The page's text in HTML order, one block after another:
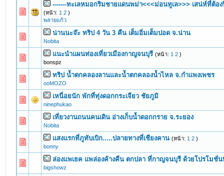
-------ทะเลหมอกริมชายแดนพม่า<<<ม่อนทูเล>>> เสน่ห์ที่ต้อ
(หน้า: 1 2 )
พลายแก้ว
0 Vote(s) - 0 out of 5 in Average
น่านนะจ๊ะ ทริป 4 วัน 3 คืน เต็มอิ่มเต็มปอด จ.น่าน
Nobita
0 Vote(s) - 0 out of 5 in Average
12 345
แนะนำแผนท่องเที่ยวเมืองกาญจนบุรี (หน้า: 1 2 )
bonspz
0 Vote(s) - 0 out of 5 in Average
12345
ทริป น้ำตกคลองลานและน้ำตกคลองน้ำไหล จ.กำแพงเพชร
ooMOZO
0 Vote(s) - 0 out of 5 in Average
12345
เหนื่อยนัก พักที่ทุ่งดอกกระเจียว ชัยภูมิ
ninephukao
0 Vote(s) - 0 out of 5 in Average
12345
เที่ยวงานถนนคนเดิน อ่างเก็บน้ำดอกกราย จ.ระยอง
Nobita
0 Vote(s) - 0 out of 5 in Average
12345
แสงแรกที่ภูทับเบิก.....ปลายทางที่เชียงคาน (หน้า: 1 2 )
bonny
0 Vote(s) - 0 out of 5 in Average
12345
ล่องแพเธค แพล่องค้างคืน ตกปลา ที่กาญจนบุรี ด้วยโปรโมชั่น
bigshowz
0 Vote(s) - 0 out of 5 in Average
1234 5